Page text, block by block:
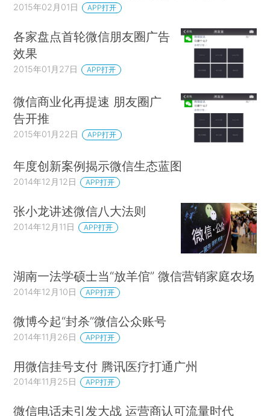
2015年02月01日 APP打开
各家盘点首轮微信朋友圈广告
效果
2015年01月27日 APP打开
微信商业化再提速 朋友圈广
告开推
2015年01月22日 APP打开
年度创新案例揭示微信生态蓝图
2014年12月12日 APP打开
张小龙讲述微信八大法则
2014年12月11日 APP打开
湖南一法学硕士当“放羊倌” 微信营销家庭农场
2014年12月10日 APP打开
微博今起“封杀”微信公众账号
2014年11月26日 APP打开
用微信挂号支付 腾讯医疗打通广州
2014年11月25日 APP打开
微信电话未引发大战 运营商认可流量时代